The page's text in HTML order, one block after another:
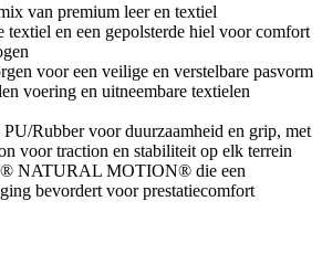
van premium leer en textiel
textiel en een gepolsterde hiel voor comfort
voor een veilige en verstelbare pasvorm
voering en uitneembare textielen
Rubber voor duurzaamheid en grip, met
voor traction en stabiliteit op elk terrein
NATURAL MOTION® die een
bevordert voor prestatiecomfort